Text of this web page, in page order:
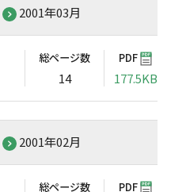
2001年03月
総ページ数
14
PDF
177.5KB
2001年02月
総ページ数 PDF